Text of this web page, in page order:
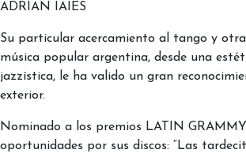
ADRIAN IAIES
Su particular acercamiento al tango y
música popular argentina, desde una
jazzística, le ha valido un gran
exterior.
Nominado a los premios LATIN
oportunidades por sus discos: “Las